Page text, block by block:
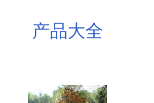
产品大全